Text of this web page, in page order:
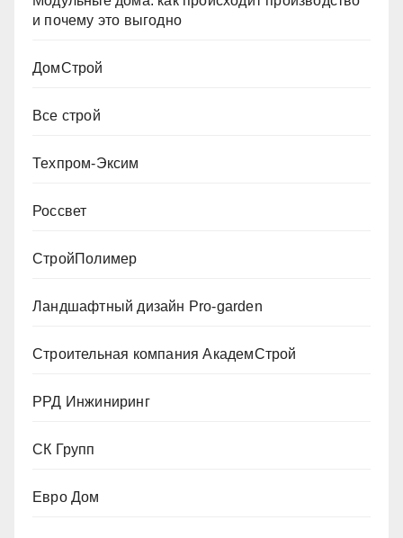
и почему это выгодно
ДомСтрой
Все строй
Техпром-Эксим
Россвет
СтройПолимер
Ландшафтный дизайн Pro-garden
Строительная компания АкадемСтрой
РРД Инжиниринг
СК Групп
Евро Дом